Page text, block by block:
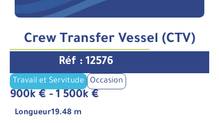
Crew Transfer Vessel (CTV)
Réf : 12576
Travail et Servitude Occasion
900k € - 1 500k €
Longueur19.48 m